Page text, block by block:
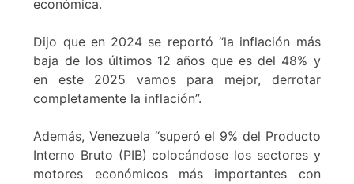
económica.
Dijo que en 2024 se reportó “la inflación más
baja de los últimos 12 años que es del 48% y
en este 2025 vamos para mejor, derrotar
completamente la inflación”.
Además, Venezuela “superó el 9% del Producto
Interno Bruto (PIB) colocándose los sectores y
motores económicos más importantes con